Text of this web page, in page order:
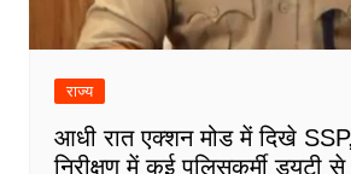
राज्य
आधी रात एक्शन मोड में दिखे
निरीक्षण में कई पुलिसकर्मी ड्यूटी